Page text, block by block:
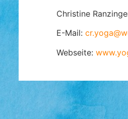
Christine
E-Mail:
Webseite: